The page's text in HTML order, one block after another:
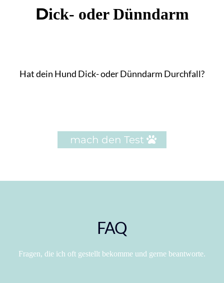
Dick- oder Dünndarm
Hat dein Hund Dick- oder Dünndarm Durchfall?
mach den Test
FAQ
Fragen, die ich oft gestellt bekomme und gerne beantworte.